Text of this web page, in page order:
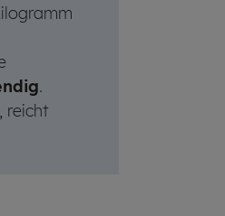
.
reicht